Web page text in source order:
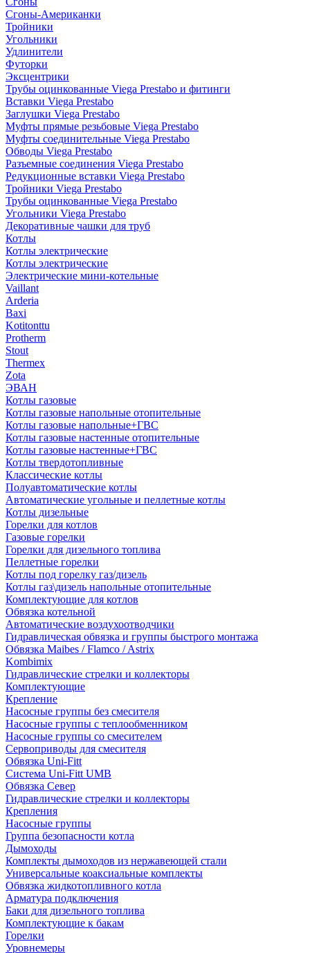
Сгоны-Американки
Тройники
Угольники
Удлинители
Футорки
Эксцентрики
Трубы оцинкованные Viega Prestabo и фитинги
Вставки Viega Prestabo
Заглушки Viega Prestabo
Муфты прямые резьбовые Viega Prestabo
Муфты соединительные Viega Prestabo
Обводы Viega Prestabo
Разъемные соединения Viega Prestabo
Редукционные вставки Viega Prestabo
Тройники Viega Prestabo
Трубы оцинкованные Viega Prestabo
Угольники Viega Prestabo
Декоративные чашки для труб
Котлы
Котлы электрические
Котлы электрические
Электрические мини-котельные
Vaillant
Arderia
Baxi
Kotitonttu
Protherm
Stout
Thermex
Zota
ЭВАН
Котлы газовые
Котлы газовые напольные отопительные
Котлы газовые напольные+ГВС
Котлы газовые настенные отопительные
Котлы газовые настенные+ГВС
Котлы твердотопливные
Классические котлы
Полуавтоматические котлы
Автоматические угольные и пеллетные котлы
Котлы дизельные
Горелки для котлов
Газовые горелки
Горелки для дизельного топлива
Пеллетные горелки
Котлы под горелку газ/дизель
Котлы газ\дизель напольные отопительные
Комплектующие для котлов
Обвязка котельной
Автоматические воздухоотводчики
Гидравлическая обвязка и группы быстрого монтажа
Обвязка Maibes / Flamco / Astrix
Kombimix
Гидравлические стрелки и коллекторы
Комплектующие
Крепление
Насосные группы без смесителя
Насосные группы с теплообменником
Насосные группы со смесителем
Сервоприводы для смесителя
Обвязка Uni-Fitt
Система Uni-Fitt UMB
Обвязка Север
Гидравлические стрелки и коллекторы
Крепления
Насосные группы
Группа безопасности котла
Дымоходы
Комплекты дымоходов из нержавеющей стали
Универсальные коаксиальные комплекты
Обвязка жидкотопливного котла
Арматура подключения
Баки для дизельного топлива
Комплектующие к бакам
Горелки
Уровнемеры